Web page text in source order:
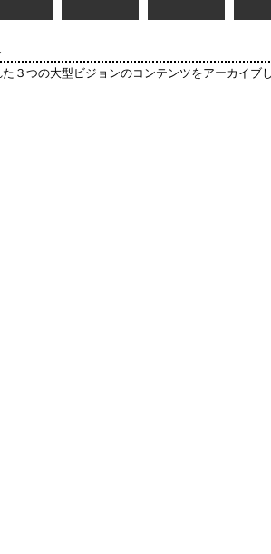
３つの大型ビジョンのコンテンツをアーカイブ